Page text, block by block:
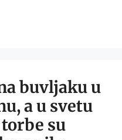
buvljaku u
a u svetu
su